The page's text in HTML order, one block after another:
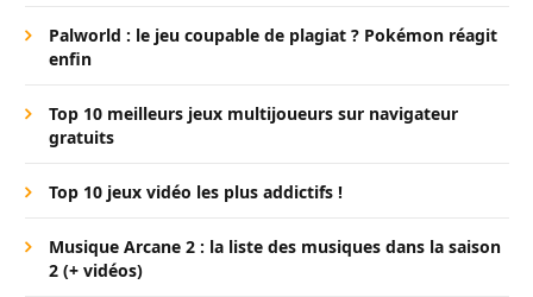
Palworld : le jeu coupable de plagiat ? Pokémon réagit
enfin
Top 10 meilleurs jeux multijoueurs sur navigateur
gratuits
Top 10 jeux vidéo les plus addictifs !
Musique Arcane 2 : la liste des musiques dans la saison
2 (+ vidéos)